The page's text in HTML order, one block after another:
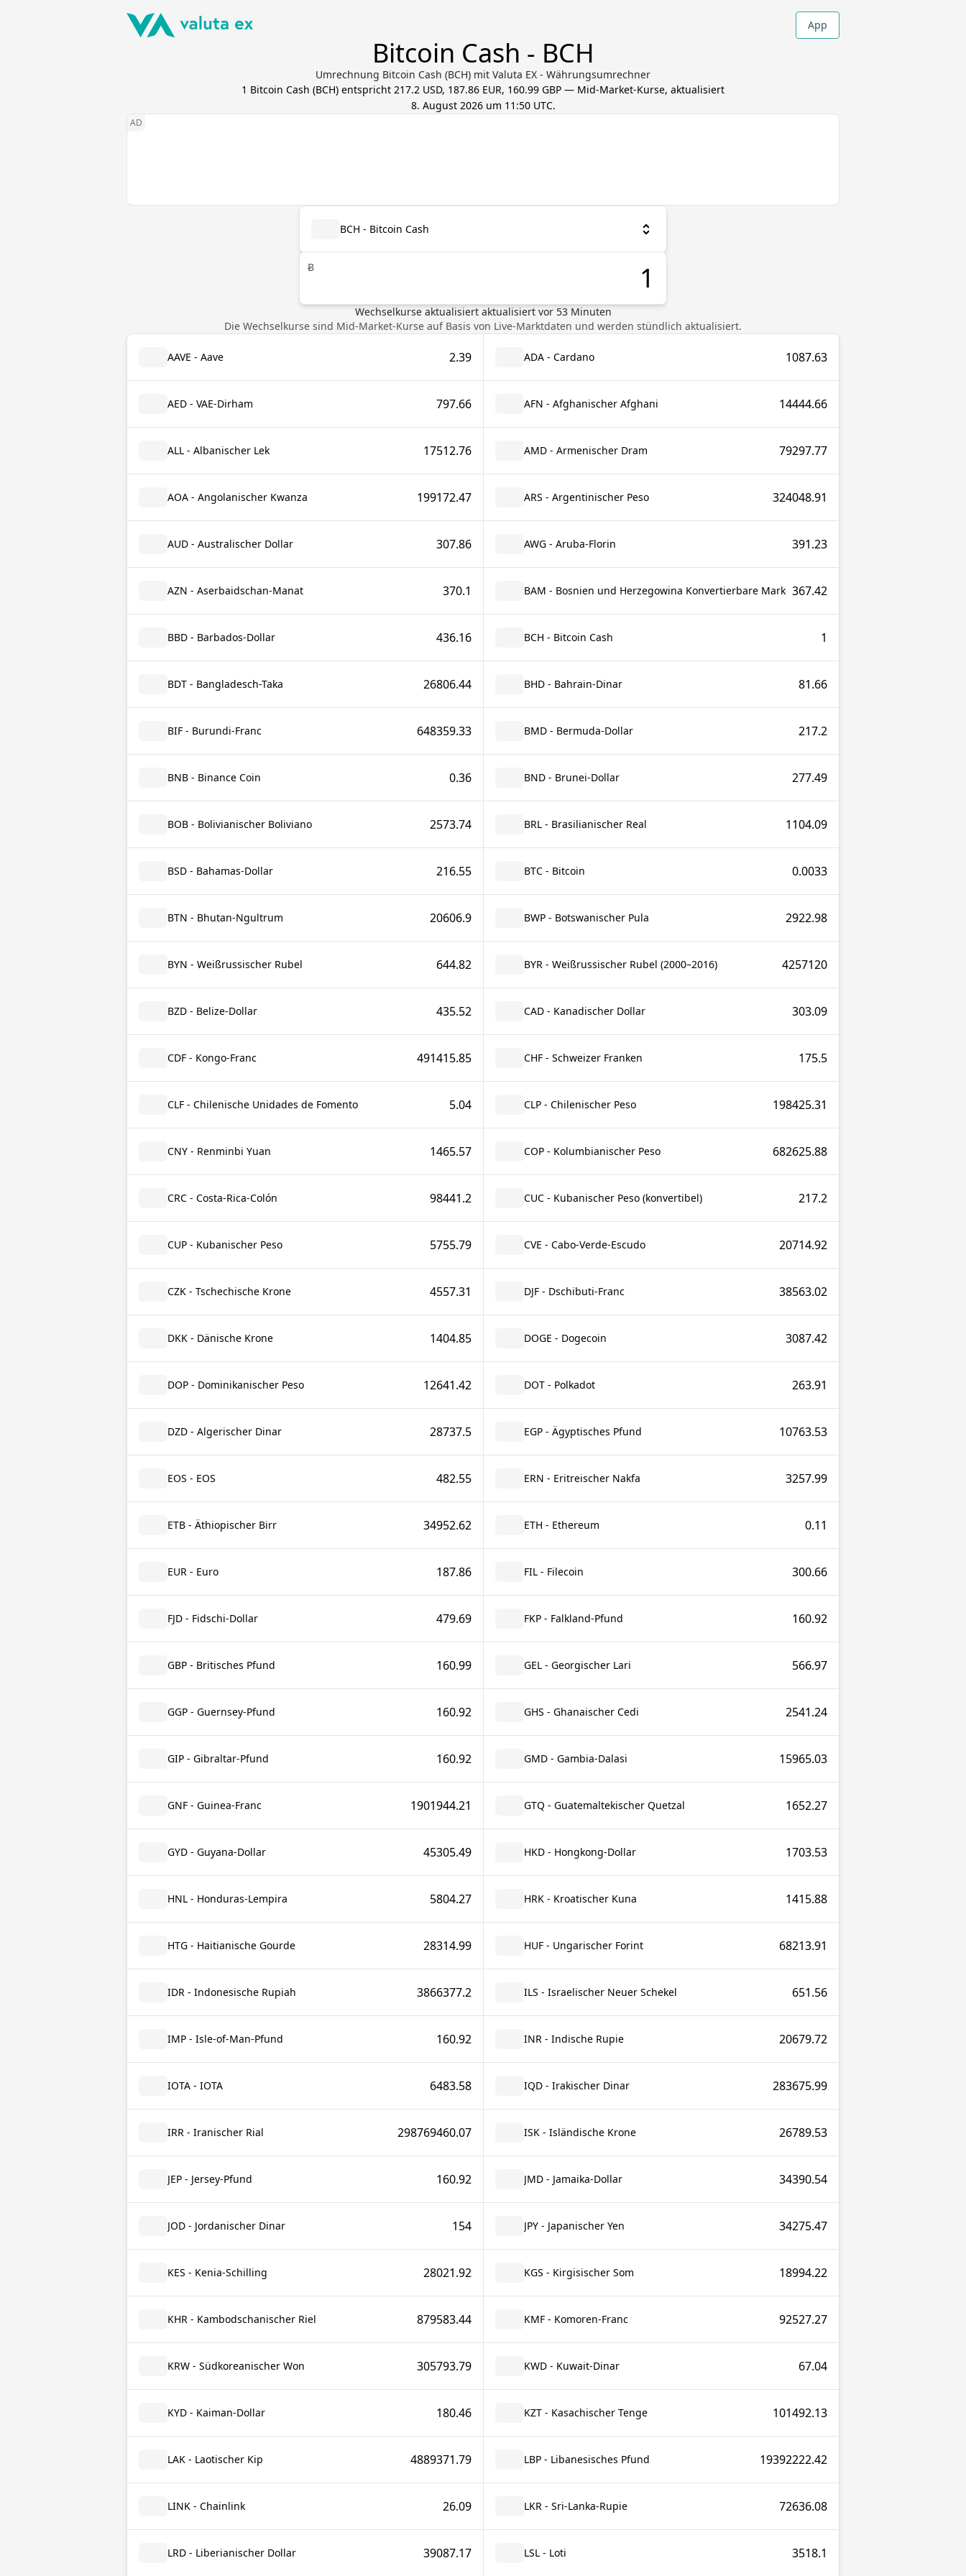
App
Bitcoin Cash - BCH
Umrechnung Bitcoin Cash (BCH) mit Valuta EX - Währungsumrechner
1 Bitcoin Cash (BCH) entspricht 217.2 USD, 187.86 EUR, 160.99 GBP — Mid-Market-Kurse, aktualisiert
8. August 2026 um 11:50 UTC.
BCH - Bitcoin Cash
Ƀ
Wechselkurse aktualisiert aktualisiert vor 53Minuten
Die Wechselkurse sind Mid-Market-Kurse auf Basis von Live-Marktdaten und werden stündlich aktualisiert.
AAVE - Aave 2.39 ADA - Cardano 1087.63
AED - VAE-Dirham 797.66 AFN - Afghanischer Afghani 14444.66
ALL - Albanischer Lek 17512.76 AMD - Armenischer Dram 79297.77
AOA - Angolanischer Kwanza 199172.47 ARS - Argentinischer Peso 324048.91
AUD - Australischer Dollar 307.86 AWG - Aruba-Florin 391.23
AZN - Aserbaidschan-Manat 370.1 BAM - Bosnien und Herzegowina Konvertierbare Mark 367.42
BBD - Barbados-Dollar 436.16 BCH - Bitcoin Cash 1
BDT - Bangladesch-Taka 26806.44 BHD - Bahrain-Dinar 81.66
BIF - Burundi-Franc 648359.33 BMD - Bermuda-Dollar 217.2
BNB - Binance Coin 0.36 BND - Brunei-Dollar 277.49
BOB - Bolivianischer Boliviano 2573.74 BRL - Brasilianischer Real 1104.09
BSD - Bahamas-Dollar 216.55 BTC - Bitcoin 0.0033
BTN - Bhutan-Ngultrum 20606.9 BWP - Botswanischer Pula 2922.98
BYN - Weißrussischer Rubel 644.82 BYR - Weißrussischer Rubel (2000–2016) 4257120
BZD - Belize-Dollar 435.52 CAD - Kanadischer Dollar 303.09
CDF - Kongo-Franc 491415.85 CHF - Schweizer Franken 175.5
CLF - Chilenische Unidades de Fomento 5.04 CLP - Chilenischer Peso 198425.31
CNY - Renminbi Yuan 1465.57 COP - Kolumbianischer Peso 682625.88
CRC - Costa-Rica-Colón 98441.2 CUC - Kubanischer Peso (konvertibel) 217.2
CUP - Kubanischer Peso 5755.79 CVE - Cabo-Verde-Escudo 20714.92
CZK - Tschechische Krone 4557.31 DJF - Dschibuti-Franc 38563.02
DKK - Dänische Krone 1404.85 DOGE - Dogecoin 3087.42
DOP - Dominikanischer Peso 12641.42 DOT - Polkadot 263.91
DZD - Algerischer Dinar 28737.5 EGP - Ägyptisches Pfund 10763.53
EOS - EOS 482.55 ERN - Eritreischer Nakfa 3257.99
ETB - Äthiopischer Birr 34952.62 ETH - Ethereum 0.11
EUR - Euro 187.86 FIL - Filecoin 300.66
FJD - Fidschi-Dollar 479.69 FKP - Falkland-Pfund 160.92
GBP - Britisches Pfund 160.99 GEL - Georgischer Lari 566.97
GGP - Guernsey-Pfund 160.92 GHS - Ghanaischer Cedi 2541.24
GIP - Gibraltar-Pfund 160.92 GMD - Gambia-Dalasi 15965.03
GNF - Guinea-Franc 1901944.21 GTQ - Guatemaltekischer Quetzal 1652.27
GYD - Guyana-Dollar 45305.49 HKD - Hongkong-Dollar 1703.53
HNL - Honduras-Lempira 5804.27 HRK - Kroatischer Kuna 1415.88
HTG - Haitianische Gourde 28314.99 HUF - Ungarischer Forint 68213.91
IDR - Indonesische Rupiah 3866377.2 ILS - Israelischer Neuer Schekel 651.56
IMP - Isle-of-Man-Pfund 160.92 INR - Indische Rupie 20679.72
IOTA - IOTA 6483.58 IQD - Irakischer Dinar 283675.99
IRR - Iranischer Rial 298769460.07 ISK - Isländische Krone 26789.53
JEP - Jersey-Pfund 160.92 JMD - Jamaika-Dollar 34390.54
JOD - Jordanischer Dinar 154 JPY - Japanischer Yen 34275.47
KES - Kenia-Schilling 28021.92 KGS - Kirgisischer Som 18994.22
KHR - Kambodschanischer Riel 879583.44 KMF - Komoren-Franc 92527.27
KRW - Südkoreanischer Won 305793.79 KWD - Kuwait-Dinar 67.04
KYD - Kaiman-Dollar 180.46 KZT - Kasachischer Tenge 101492.13
LAK - Laotischer Kip 4889371.79 LBP - Libanesisches Pfund 19392222.42
LINK - Chainlink 26.09 LKR - Sri-Lanka-Rupie 72636.08
LRD - Liberianischer Dollar 39087.17 LSL - Loti 3518.1